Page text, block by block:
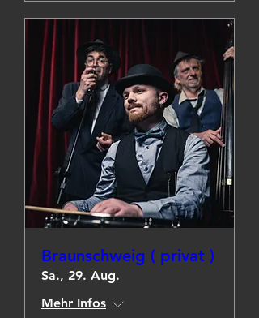
Braunschweig ( privat )
Sa., 29. Aug.
Mehr Infos